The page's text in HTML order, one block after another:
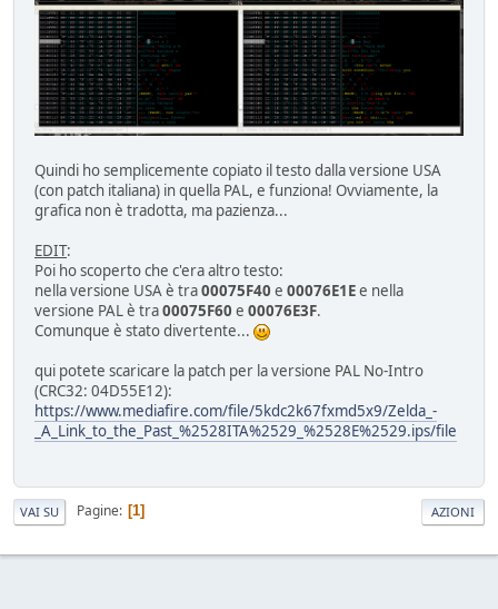
Quindi ho semplicemente copiato il testo dalla versione USA
(con patch italiana) in quella PAL, e funziona! Ovviamente, la
grafica non è tradotta, ma pazienza...
EDIT:
Poi ho scoperto che c'era altro testo:
nella versione USA è tra00075F40 e 00076E1Ee nella
versione PAL è tra00075F60 e 00076E3F.
Comunque è stato divertente...
qui potete scaricare la patch per la versione PAL No-Intro
(CRC32: 04D55E12):
https://www.mediafire.com/file/5kdc2k67fxmd5x9/Zelda_-
_A_Link_to_the_Past_%2528ITA%2529_%2528E%2529.ips/file
VAI SU Pagine 1 AZIONI